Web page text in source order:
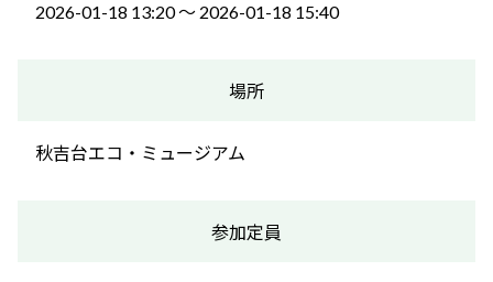
2026-01-18 13:20 〜 2026-01-18 15:40
場所
秋吉台エコ・ミュージアム
参加定員